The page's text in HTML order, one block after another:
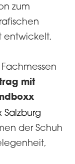
zum
entwickelt,
mit
der Schuh